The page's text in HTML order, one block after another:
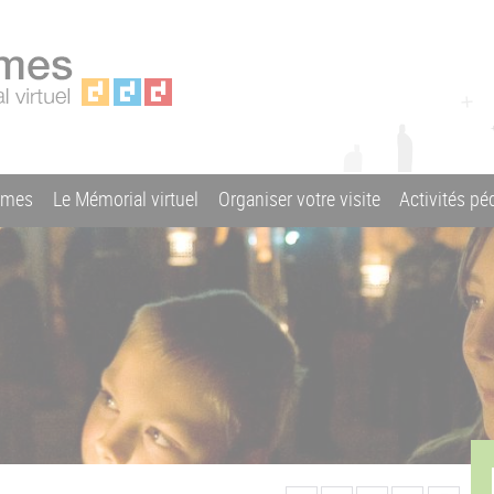
Le Mémorial virtuel Organiser votre visite Activités